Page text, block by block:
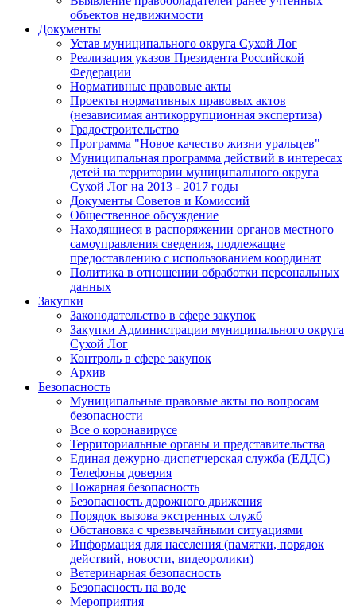
объектов недвижимости
Документы
Устав муниципального округа Сухой Лог
Реализация указов Президента Российской
Федерации
Нормативные правовые акты
Проекты нормативных правовых актов
(независимая антикоррупционная экспертиза)
Градостроительство
Программа "Новое качество жизни уральцев"
Муниципальная программа действий в интересах
детей на территории муниципального округа
Сухой Лог на 2013 - 2017 годы
Документы Советов и Комиссий
Общественное обсуждение
Находящиеся в распоряжении органов местного
самоуправления сведения, подлежащие
предоставлению с использованием координат
Политика в отношении обработки персональных
данных
Закупки
Законодательство в сфере закупок
Закупки Администрации муниципального округа
Сухой Лог
Контроль в сфере закупок
Архив
Безопасность
Муниципальные правовые акты по вопросам
безопасности
Все о коронавирусе
Территориальные органы и представительства
Единая дежурно-диспетчерская служба (ЕДДС)
Телефоны доверия
Пожарная безопасность
Безопасность дорожного движения
Порядок вызова экстренных служб
Обстановка с чрезвычайными ситуациями
Информация для населения (памятки, порядок
действий, новости, видеоролики)
Ветеринарная безопасность
Безопасность на воде
Мероприятия